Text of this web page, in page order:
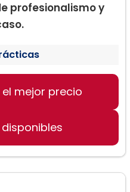
profesionalismo y
de niños
mejor precio